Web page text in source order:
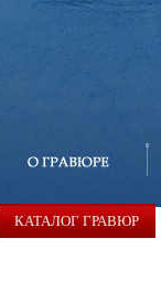
КАТАЛОГ ГРАВЮР